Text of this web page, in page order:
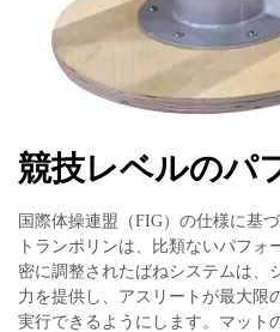
競技レベルのパ
国際体操連盟（FIG）の仕様に基
トランポリンは、比類ないパフ
密に調整されたばねシステムは、
力を提供し、アスリートが最大限
実行できるようにします。マット